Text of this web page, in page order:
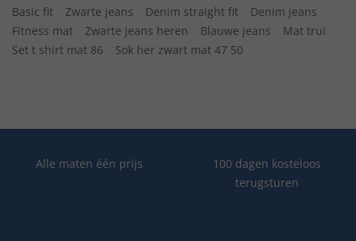
Basic fit Zwarte jeans Denim straight fit
Denim jeans
Fitness mat
Zwarte jeans heren Blauwe jeans
Mat trui
Set t shirt mat 86
Sok her zwart mat 47 50
Alle maten één prijs
100 dagen kosteloos
terugsturen